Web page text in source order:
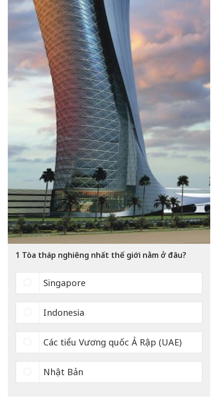
1 Tòa tháp nghiêng nhất thế giới nằm ở đâu?
Singapore
Indonesia
Các tiểu Vương quốc Ả Rập (UAE)
Nhật Bản